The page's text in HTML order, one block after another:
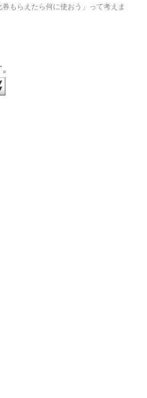
もらえたら何に使おう」って考えま